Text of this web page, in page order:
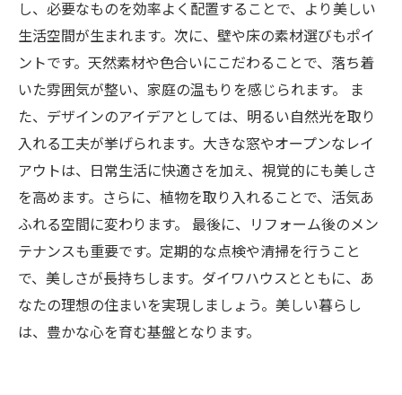
し、必要なものを効率よく配置することで、より美しい
生活空間が生まれます。次に、壁や床の素材選びもポイ
ントです。天然素材や色合いにこだわることで、落ち着
いた雰囲気が整い、家庭の温もりを感じられます。 ま
た、デザインのアイデアとしては、明るい自然光を取り
入れる工夫が挙げられます。大きな窓やオープンなレイ
アウトは、日常生活に快適さを加え、視覚的にも美しさ
を高めます。さらに、植物を取り入れることで、活気あ
ふれる空間に変わります。 最後に、リフォーム後のメン
テナンスも重要です。定期的な点検や清掃を行うこと
で、美しさが長持ちします。ダイワハウスとともに、あ
なたの理想の住まいを実現しましょう。美しい暮らし
は、豊かな心を育む基盤となります。